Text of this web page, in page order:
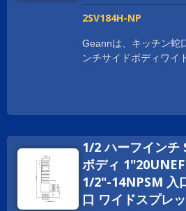
2SV184H-NP
Geannは、キッチン蛇
ンチサイドボディワイ
ディ広範囲のラフイン
中の衛生認証を取得し
スを拡大するために、
す。 スレッドサイズは
タマイズされており、
M28XP1.5などがあり
1/2 ハーフインチ
ボディ
1/2"-14NPSM 入
口 ワイドスプレ